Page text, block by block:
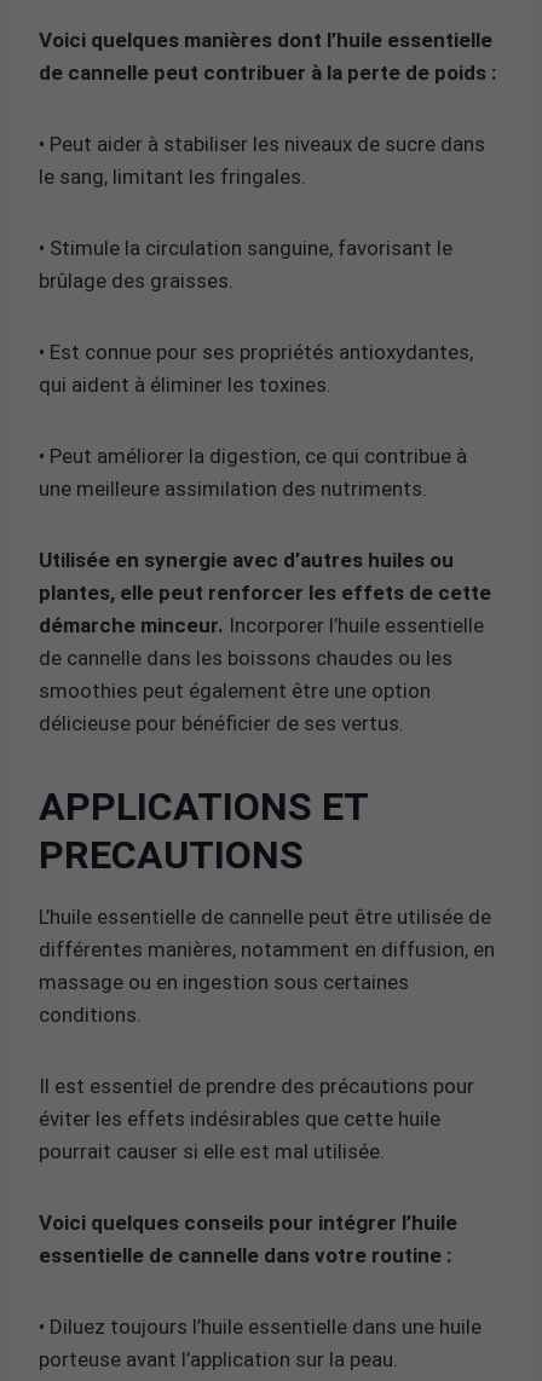
Voici quelques manières dont l’huile essentielle
de cannelle peut contribuer à la perte de poids :
• Peut aider à stabiliser les niveaux de sucre dans
le sang, limitant les fringales.
• Stimule la circulation sanguine, favorisant le
brûlage des graisses.
• Est connue pour ses propriétés antioxydantes,
qui aident à éliminer les toxines.
• Peut améliorer la digestion, ce qui contribue à
une meilleure assimilation des nutriments.
Utilisée en synergie avec d’autres huiles ou
plantes, elle peut renforcer les effets de cette
démarche minceur. Incorporer l’huile essentielle
de cannelle dans les boissons chaudes ou les
smoothies peut également être une option
délicieuse pour bénéficier de ses vertus.
APPLICATIONS ET
PRECAUTIONS
L’huile essentielle de cannelle peut être utilisée de
différentes manières, notamment en diffusion, en
massage ou en ingestion sous certaines
conditions.
Il est essentiel de prendre des précautions pour
éviter les effets indésirables que cette huile
pourrait causer si elle est mal utilisée.
Voici quelques conseils pour intégrer l’huile
essentielle de cannelle dans votre routine :
• Diluez toujours l’huile essentielle dans une huile
porteuse avant l’application sur la peau.